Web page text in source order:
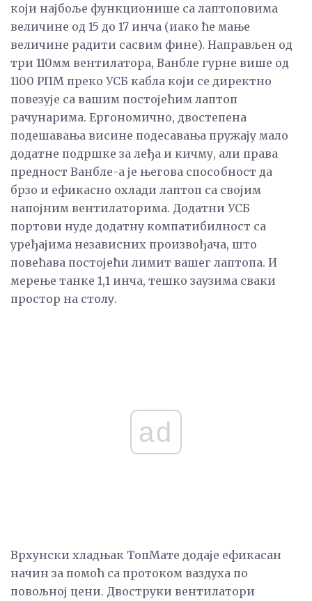
који најбоље функционише са лаптоповима
величине од 15 до 17 инча (иако ће мање
величине радити сасвим фине). Направљен од
три 110мм вентилатора, Ванбле гурне више од
1100 РПМ преко УСБ кабла који се директно
повезује са вашим постојећим лаптоп
рачунарима. Ергономично, двостепена
подешавања висине подесавања пружају мало
додатне подршке за леђа и кичму, али права
предност Ванбле-а је његова способност да
брзо и ефикасно охлади лаптоп са својим
напојним вентилаторима. Додатни УСБ
портови нуде додатну компатибилност са
уређајима независних произвођача, што
повећава постојећи лимит вашег лаптопа. И
мерење танке 1,1 инча, тешко заузима сваки
простор на столу.
ad
Врхунски хладњак ТопМате додаје ефикасан
начин за помоћ са протоком ваздуха по
повољној цени. Двоструки вентилатори